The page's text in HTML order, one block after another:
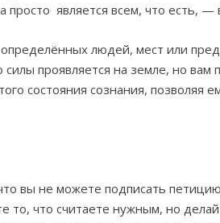
просто является всем, что есть,
определённых людей, мест или
силы проявляется на земле, но
состояния сознания, позволяя
вы не можете подписать
то, что считаете нужным, но